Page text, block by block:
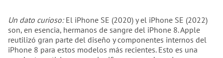
Un dato curioso:El iPhone SE (2020) y el iPhone SE (2022)
son, en esencia, hermanos de sangre del iPhone 8. Apple
reutilizó gran parte del diseño y componentes internos del
iPhone 8 para estos modelos más recientes. Esto es una